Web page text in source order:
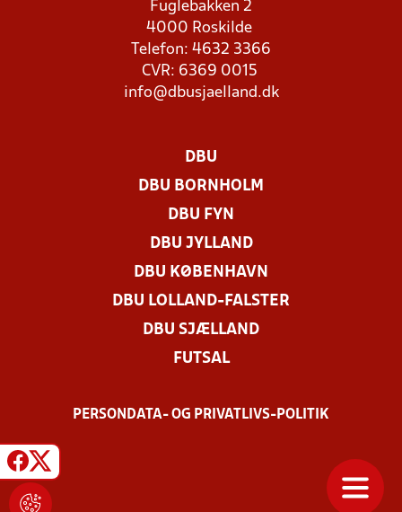
Fuglebakken 2
4000 Roskilde
Telefon: 4632 3366
CVR: 6369 0015
info@dbusjaelland.dk
DBU
DBU BORNHOLM
DBU FYN
DBU JYLLAND
DBU KØBENHAVN
DBU LOLLAND-FALSTER
DBU SJÆLLAND
FUTSAL
PERSONDATA- OG PRIVATLIVS-POLITIK